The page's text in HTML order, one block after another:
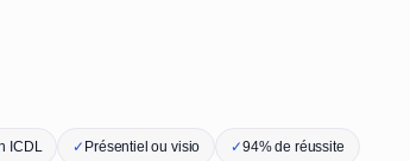
ICDL ✓Présentiel ou visio ✓94% de réussite